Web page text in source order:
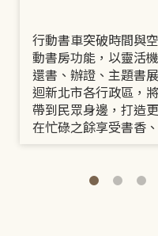
行動書車突破時間與
動書房功能，以靈活
還書、辦證、主題書
迴新北市各行政區，
帶到民眾身邊，打造
在忙碌之餘享受書香